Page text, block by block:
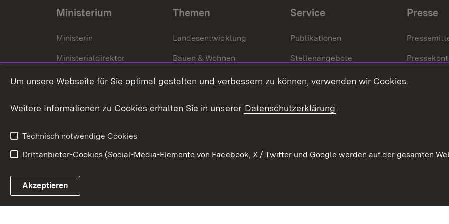
Ministerium
Ministerin
Ministerialdirektor
Organisation und Aufgaben
Themen
Landesentwicklung
Bauen & Wohnen
Städtebau
Service
Publikationen
Stellenangebote
Kontakt
Presse
Link zum Landesportal
Um unsere Webseite für Sie optimal gestalten und verbessern zu können, verwenden wir Cookies.
Weitere Informationen zu Cookies erhalten Sie in unserer Datenschutzerklärung.
Technisch notwendige Cookies
Drittanbieter-Cookies (Social-Media-Elemente von Facebook, X / Twitter und Google werden auf der gesamten
Akzeptieren